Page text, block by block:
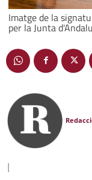
Imatge de la
per la Junta
|